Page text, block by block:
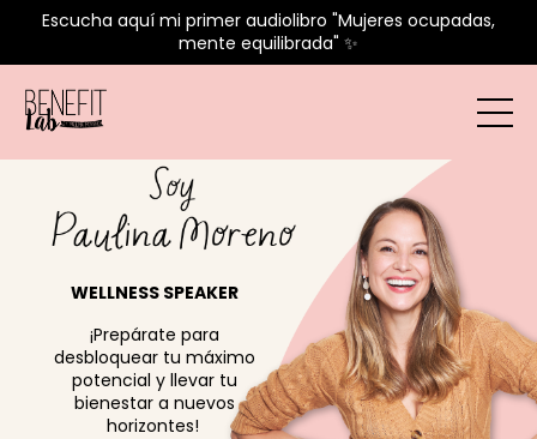
Escucha aquí mi primer audiolibro "Mujeres ocupadas,
mente equilibrada" ✨
WELLNESS SPEAKER
¡Prepárate para
desbloquear tu máximo
potencial y llevar tu
bienestar a nuevos
horizontes!